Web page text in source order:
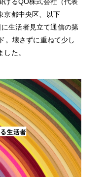
けるQO株式会社（代表
京都中央区、以下
生活者見立て通信の第
。壊さずに重ねて少し
た。